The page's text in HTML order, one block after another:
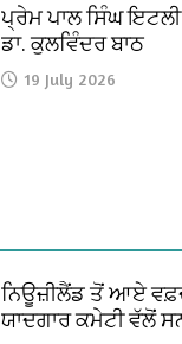
ਪ੍ਰੇਮ ਪਾਲ ਸਿੰਘ ਇਟਲੀ
ਡਾ. ਕੁਲਵਿੰਦਰ ਬਾਠ
19 July 2026
ਨਿਊਜ਼ੀਲੈਂਡ ਤੋਂ ਆਏ
ਯਾਦਗਾਰ ਕਮੇਟੀ ਵੱਲੋਂ